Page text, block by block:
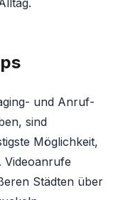
und Anruf-
sind
Möglichkeit,
Videoanrufe
Städten über